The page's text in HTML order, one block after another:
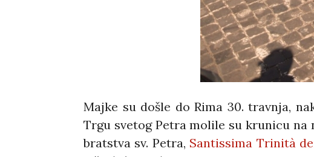
Majke su došle do Rima 30. travnja,
Trgu svetog Petra molile su krunicu
bratstva sv. Petra, Santissima Trinità